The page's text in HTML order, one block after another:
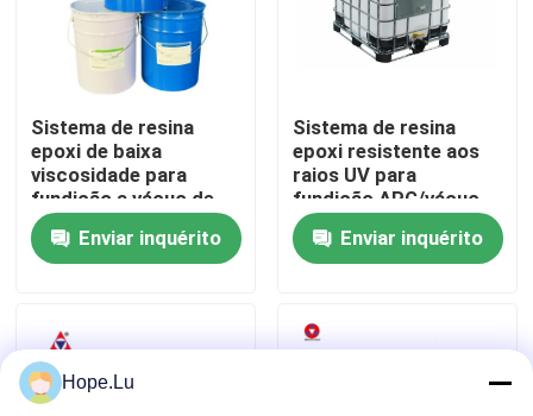
Sobre nós
Controle de qualidade
Contacte-nos
Blogue
Solicite um orçamento
Sistema de resina
epoxi de baixa
viscosidade para
fundição a vácuo de
transformadores de
tipo secoEnviar inquérito
Sistema de resina
epoxi resistente aos
raios UV para
fundição APG/vácuo
com elevada
resistência dielétrica
em aplicações de alta
Enviar inquérito
Hope.Lu